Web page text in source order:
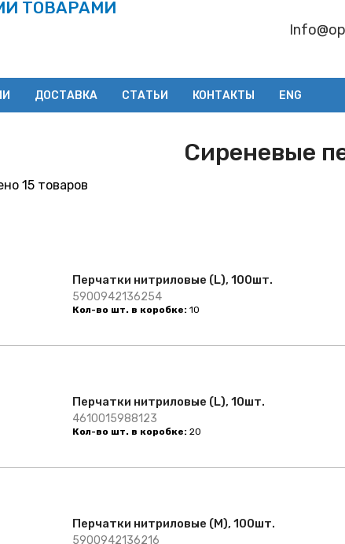
ТОВАРАМИ
ДОСТАВКА СТАТЬИ КОНТАКТЫ ENG
Сиреневые
15 товаров
Перчатки нитриловые (L), 100шт.
5900942136254
Кол-во шт. в коробке: 10
Перчатки нитриловые (L), 10шт.
4610015988123
Кол-во шт. в коробке: 20
Перчатки нитриловые (M), 100шт.
5900942136216